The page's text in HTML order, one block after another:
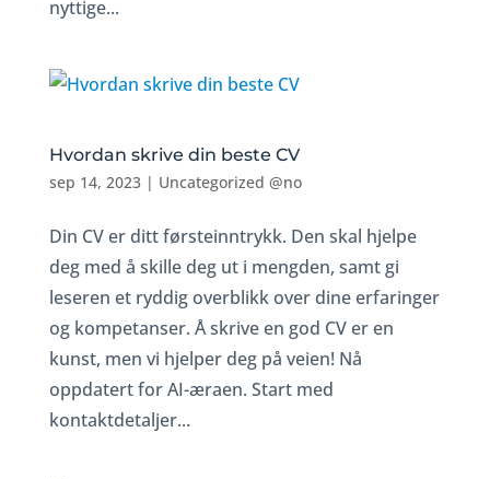
nyttige...
Hvordan skrive din beste CV
sep 14, 2023| Uncategorized @no
Din CV er ditt førsteinntrykk. Den skal hjelpe
deg med å skille deg ut i mengden, samt gi
leseren et ryddig overblikk over dine erfaringer
og kompetanser. Å skrive en god CV er en
kunst, men vi hjelper deg på veien! Nå
oppdatert for AI-æraen. Start med
kontaktdetaljer...